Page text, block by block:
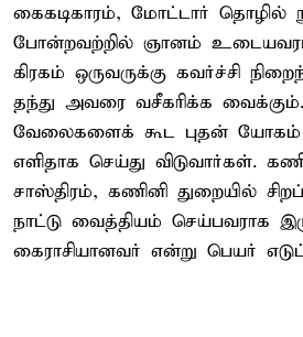
கைகடிகாரம், மோட்டார் தொழில்
போன்றவற்றில் ஞானம்
கிரகம் ஒருவருக்கு கவர்ச்சி
தந்து அவரை வசீகரிக்க வைக்கும்.
வேலைகளைக் கூட புதன்
எளிதாக செய்து விடுவார்கள்.
சாஸ்திரம், கணினி துறையில்
நாட்டு வைத்தியம் செய்பவராக
கைராசியானவர் என்று பெயர்